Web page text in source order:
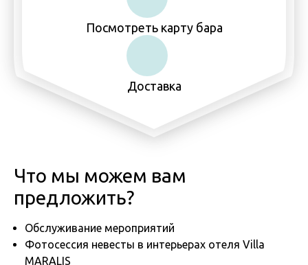
Посмотреть карту бара
Доставка
Что мы можем вам
предложить?
Обслуживание мероприятий
Фотосессия невесты в интерьерах отеля Villa
MARALIS